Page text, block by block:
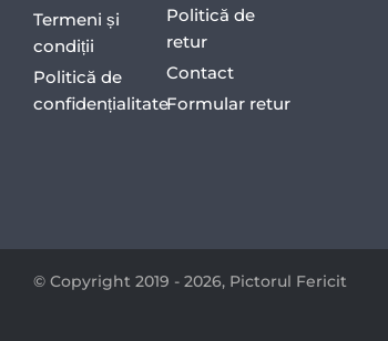
Termeni și
condiții
Politică de
confidențialitate
Politică de
retur
Contact
Formular retur
© Copyright 2019 - 2026, Pictorul Fericit